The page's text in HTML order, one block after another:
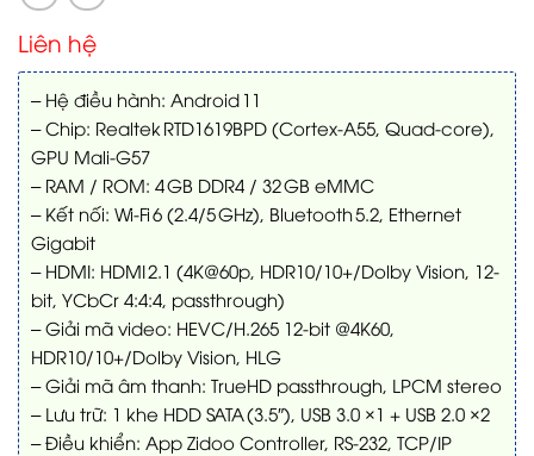
Liên hệ
– Hệ điều hành: Android 11
– Chip: Realtek RTD1619BPD (Cortex-A55, Quad-core),
GPU Mali-G57
– RAM / ROM: 4 GB DDR4 / 32 GB eMMC
– Kết nối: Wi-Fi 6 (2.4/5 GHz), Bluetooth 5.2, Ethernet
Gigabit
– HDMI: HDMI 2.1 (4K@60p, HDR10/10+/Dolby Vision, 12-
bit, YCbCr 4:4:4, passthrough)
– Giải mã video: HEVC/H.265 12-bit @4K60,
HDR10/10+/Dolby Vision, HLG
– Giải mã âm thanh: TrueHD passthrough, LPCM stereo
– Lưu trữ: 1 khe HDD SATA (3.5″), USB 3.0 ×1 + USB 2.0 ×2
– Điều khiển: App Zidoo Controller, RS‑232, TCP/IP